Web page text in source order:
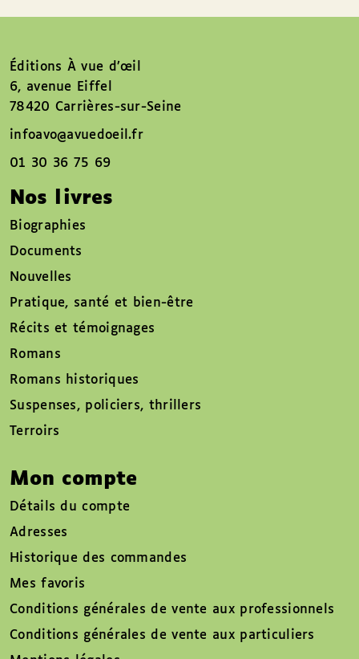
Éditions À vue d’œil
6, avenue Eiffel
78420 Carrières-sur-Seine
infoavo@avuedoeil.fr
01 30 36 75 69
Nos livres
Biographies
Documents
Nouvelles
Pratique, santé et bien-être
Récits et témoignages
Romans
Romans historiques
Suspenses, policiers, thrillers
Terroirs
Mon compte
Détails du compte
Adresses
Historique des commandes
Mes favoris
Conditions générales de vente aux professionnels
Conditions générales de vente aux particuliers